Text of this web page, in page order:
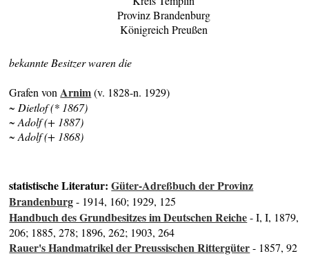
Provinz Brandenburg
Königreich Preußen
bekannte Besitzer waren die
Grafen von Arnim(v. 1828-n. 1929)
~ Dietlof (* 1867)
~ Adolf (+ 1887)
~ Adolf (+ 1868)
statistische Literatur:Güter-Adreßbuch der Provinz
Brandenburg- 1914, 160; 1929, 125
Handbuch des Grundbesitzes im Deutschen Reiche- I, I, 1879,
206; 1885, 278; 1896, 262; 1903, 264
Rauer's Handmatrikel der Preussischen Rittergüter- 1857, 92